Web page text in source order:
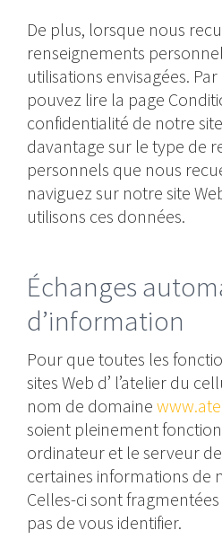
De plus, lorsque nous
renseignements
utilisations envisagées.
pouvez lire la page
confidentialité de notre
davantage sur le type de
personnels que nous
naviguez sur notre site
utilisons ces données.
Échanges
d’information
Pour que toutes les
sites Web d’ l’atelier du
nom de domaine
soient pleinement
ordinateur et le serveur
certaines informations de
Celles-ci sont
pas de vous identifier.